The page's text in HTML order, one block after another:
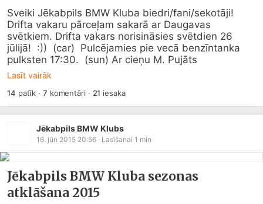
Sveiki Jēkabpils BMW Kluba biedri/fani/sekotāji!
Drifta vakaru pārceļam sakarā ar Daugavas
svētkiem. Drifta vakars norisināsies svētdien 26
jūlijā!  :))  (car)  Pulcējamies pie vecā benzīntanka
pulksten 17:30.  (sun) Ar cieņu M. Pujāts
Lasīt vairāk
14 patīk · 7 komentāri · 21 iesaka
Jēkabpils BMW Klubs
16. jūn 2015 20:56 · Lasīšanai 1 min
Jēkabpils BMW Kluba sezonas
atklāšana 2015